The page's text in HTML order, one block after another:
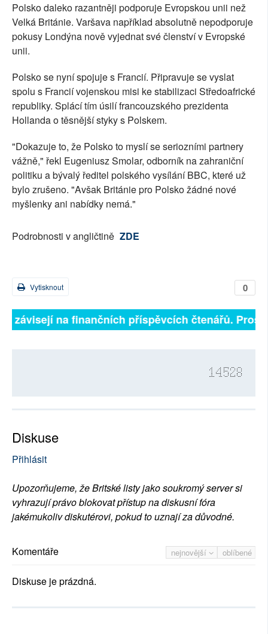
Polsko daleko razantněji podporuje Evropskou unii než
Velká Británie. Varšava například absolutně nepodporuje
pokusy Londýna nově vyjednat své členství v Evropské
unii.
Polsko se nyní spojuje s Francií. Připravuje se vyslat
spolu s Francií vojenskou misi ke stabilizaci Středoafrické
republiky. Splácí tím úsilí francouzského prezidenta
Hollanda o těsnější styky s Polskem.
"Dokazuje to, že Polsko to myslí se seriozními partnery
vážně," řekl Eugeniusz Smolar, odborník na zahraniční
politiku a bývalý ředitel polského vysílání BBC, které už
bylo zrušeno. "Avšak Británie pro Polsko žádné nové
myšlenky ani nabídky nemá."
Podrobnosti v angličtině ZDE
0
Vytisknout
závisejí na finančních příspěvcích čtenářů.
14528
Diskuse
Přihlásit
Upozorňujeme, že Britské listy jako soukromý server si
vyhrazují právo blokovat přístup na diskusní fóra
jakémukoliv diskutérovi, pokud to uznají za důvodné.
nejnovější oblíbené
Komentáře
Diskuse je prázdná.